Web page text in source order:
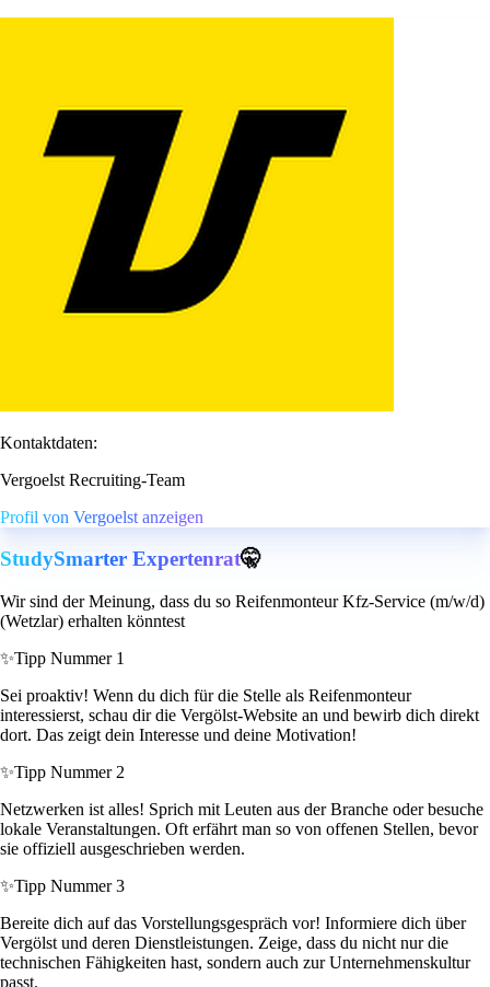
Kontaktdaten:
Vergoelst Recruiting-Team
Profil von Vergoelst anzeigen
StudySmarter Expertenrat🤫
Wir sind der Meinung, dass du so Reifenmonteur Kfz-Service (m/w/d)
(Wetzlar) erhalten könntest
✨Tipp Nummer 1
Sei proaktiv! Wenn du dich für die Stelle als Reifenmonteur
interessierst, schau dir die Vergölst-Website an und bewirb dich direkt
dort. Das zeigt dein Interesse und deine Motivation!
✨Tipp Nummer 2
Netzwerken ist alles! Sprich mit Leuten aus der Branche oder besuche
lokale Veranstaltungen. Oft erfährt man so von offenen Stellen, bevor
sie offiziell ausgeschrieben werden.
✨Tipp Nummer 3
Bereite dich auf das Vorstellungsgespräch vor! Informiere dich über
Vergölst und deren Dienstleistungen. Zeige, dass du nicht nur die
technischen Fähigkeiten hast, sondern auch zur Unternehmenskultur
passt.